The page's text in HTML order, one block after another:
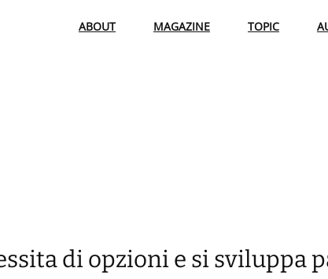
ABOUT MAGAZINE TOPIC
di opzioni e si sviluppa